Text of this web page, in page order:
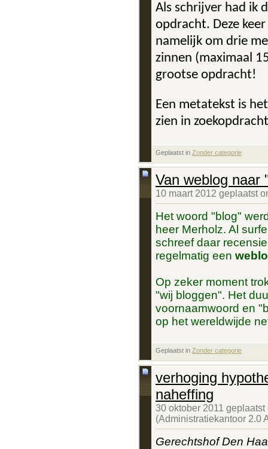
Als schrijver had ik
opdracht. Deze
namelijk om drie
zinnen (maximaal
grootse opdracht!
Een metatekst is
zien in
Geplaatst in Zonder categorie
Van weblog naar
10 maart 2012 geplaatst
Het woord "blog"
heer Merholz. Al
schreef daar
regelmatig een
Op zeker moment
"wij bloggen". Het
voornaamwoord en
op het wereldwijde
Geplaatst in Zonder categorie
verhoging
naheffing
30 oktober 2011
(Administratiekantoor 2.0
Gerechtshof Den